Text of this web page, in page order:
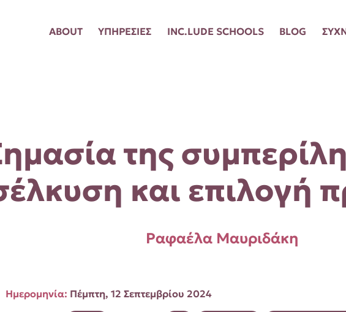
ABOUT ΥΠΗΡΕΣΙΕΣ INC.LUDE SCHOOLS BLOG
της
και επιλογή
Ραφαέλα Μαυριδάκη
Ημερομηνία: Πέμπτη, 12 Σεπτεμβρίου 2024